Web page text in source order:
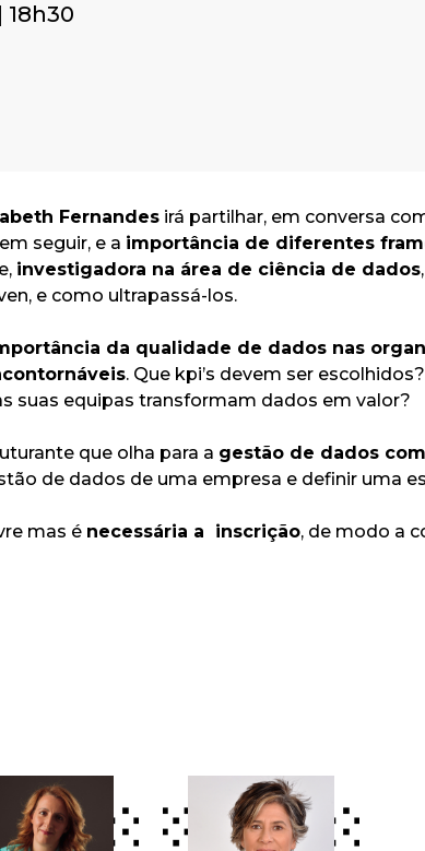
18h30
Fernandes irá partilhar, em conversa
seguir, e a importância de diferentes
investigadora na área de ciência de dados
e como ultrapassá-los.
da qualidade de dados nas
. Que kpi’s devem ser
suas equipas transformam dados em valor?
que olha para a gestão de dados
de dados de uma empresa e definir uma
mas é necessária a inscrição, de modo a